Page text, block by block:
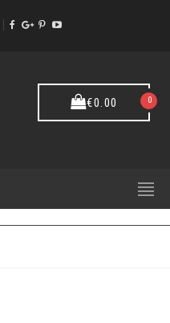
€0.00 0